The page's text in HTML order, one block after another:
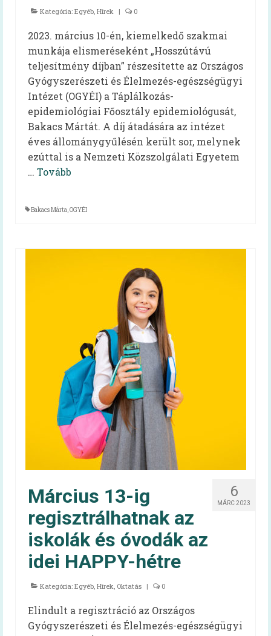
környezetfelmérés
Óvodai táplálkozás-egészségügyi
felmérés
Videók
Mindent a menzáról videók
Reform Menza videók
Tálcán kínált egészség
Diétás étkeztetés kiadvány
Kóstolj bele a nagyvilágba!
Keressük Magyarország legkedveltebb
közétkeztetésben dolgozó szakembereit
Keressük 2018 legjobb diétás
közétkeztetőjét
Irma néni Magyarország legkedvesebb
konyhás nénije
Az egészséges is lehet finom!
Magyarország TOP 50 legfinomabb
menzaétele
Receptek
Cikkek
Oktatás
HAPPY-hét – Letölthető segédanyagok
Kategória: Egyéb, Hírek | 0
2023. március 10-én, kiemelkedő szakmai
munkája elismeréseként „Hosszútávú
teljesítmény díjban” részesítette az Országos
Gyógyszerészeti és Élelmezés-egészségügyi
Intézet (OGYÉI) a Táplálkozás-
epidemiológiai Főosztály epidemiológusát,
Bakacs Mártát. A díj átadására az intézet
éves állománygyűlésén került sor, melynek
ezúttal is a Nemzeti Közszolgálati Egyetem
… Tovább
Bakacs Márta,OGYÉI
6
MÁRC 2023
Március 13-ig
regisztrálhatnak az
iskolák és óvodák az
idei HAPPY-hétre
Kategória: Egyéb, Hírek, Oktatás | 0
Elindult a regisztráció az Országos
Gyógyszerészeti és Élelmezés-egészségügyi